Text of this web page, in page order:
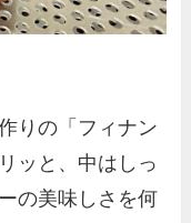
りの「フィナン
ッと、中はしっ
の美味しさを何